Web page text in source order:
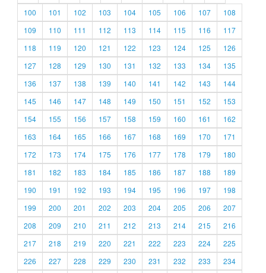
100
101 102 103 104 105 106 107
108
109
110 111 112 113 114 115 116
117
118
119 120 121 122 123 124 125
126
127
128 129 130 131 132 133 134
135
136
137 138 139 140 141 142 143
144
145
146 147 148 149 150 151 152
153
154
155 156 157 158 159 160 161
162
163
164 165 166 167 168 169 170
171
172
173 174 175 176 177 178 179
180
181
182 183 184 185 186 187 188
189
190
191 192 193 194 195 196 197
198
199
200 201 202 203 204 205 206
207
208
209 210 211 212 213 214 215
216
217
218 219 220 221 222 223 224
225
226
227 228 229 230 231 232 233
234